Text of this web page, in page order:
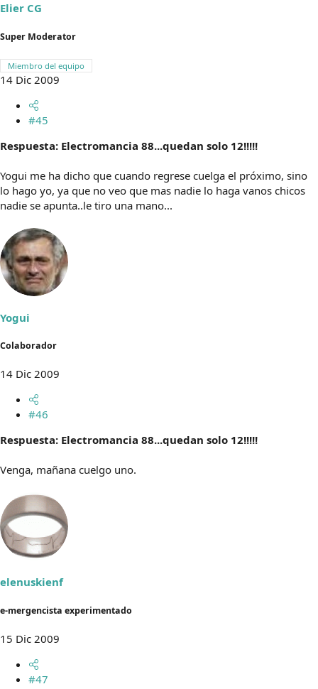
Elier CG
Super Moderator
Miembro del equipo
14 Dic 2009
#45
Respuesta: Electromancia 88...quedan solo 12!!!!!
Yogui me ha dicho que cuando regrese cuelga el próximo, sino
lo hago yo, ya que no veo que mas nadie lo haga vanos chicos
nadie se apunta..le tiro una mano...
Yogui
Colaborador
14 Dic 2009
#46
Respuesta: Electromancia 88...quedan solo 12!!!!!
Venga, mañana cuelgo uno.
elenuskienf
e-mergencista experimentado
15 Dic 2009
#47